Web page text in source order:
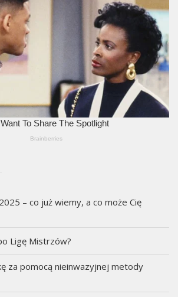
– co już wiemy, a co może Cię
Ligę Mistrzów?
za pomocą nieinwazyjnej metody